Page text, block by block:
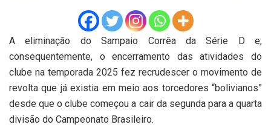
A eliminação do Sampaio Corrêa da Série D e,
consequentemente, o encerramento das atividades do
clube na temporada 2025 fez recrudescer o movimento de
revolta que já existia em meio aos torcedores “bolivianos”
desde que o clube começou a cair da segunda para a quarta
divisão do Campeonato Brasileiro.